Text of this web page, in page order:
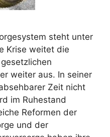
steht unter
Krise weitet die
weiter aus. In seiner
Zeit nicht
im Ruhestand
Reformen der
und der